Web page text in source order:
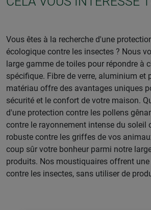
Vous êtes à la recherche d'une
écologique contre les insectes ? Nous
large gamme de toiles pour répondre à
spécifique. Fibre de verre, aluminium et
matériau offre des avantages uniques
sécurité et le confort de votre maison.
d'une protection contre les pollens
contre le rayonnement intense du soleil
robuste contre les griffes de vos
coup sûr votre bonheur parmi notre
produits. Nos moustiquaires offrent
contre les insectes, sans utiliser de